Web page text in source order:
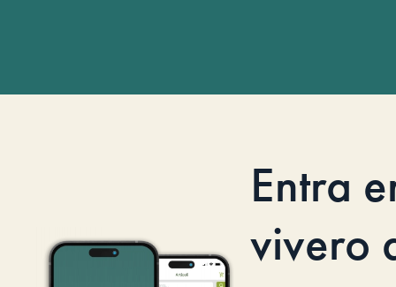
Entra
vivero